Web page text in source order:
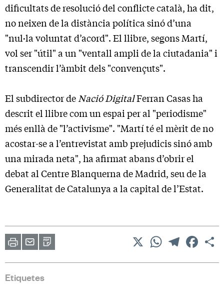
dificultats de resolució del conflicte català, ha dit,
no neixen de la distància política sinó d’una
"nul·la voluntat d’acord". El llibre, segons Martí,
vol ser "útil" a un "ventall ampli de la ciutadania" i
transcendir l’àmbit dels "convençuts".
El subdirector de Nació DigitalFerran Casas ha
descrit el llibre com un espai per al "periodisme"
més enllà de "l’activisme". "Martí té el mèrit de no
acostar-se a l’entrevistat amb prejudicis sinó amb
una mirada neta", ha afirmat abans d’obrir el
debat al Centre Blanquerna de Madrid, seu de la
Generalitat de Catalunya a la capital de l’Estat.
ImprimirEnvia
a
amic
PDF
WhatsAppTelegram
Etiquetes